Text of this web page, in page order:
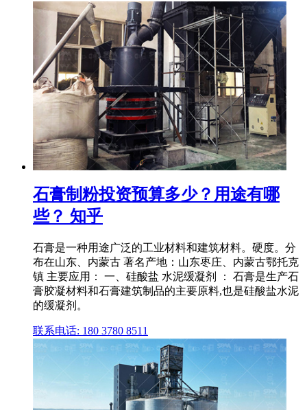
石膏制粉投资预算多少？用途有哪
些？ 知乎
石膏是一种用途广泛的工业材料和建筑材料。硬度。分
布在山东、内蒙古 著名产地：山东枣庄、内蒙古鄂托克
镇 主要应用： 一、硅酸盐 水泥缓凝剂 ： 石膏是生产石
膏胶凝材料和石膏建筑制品的主要原料,也是硅酸盐水泥
的缓凝剂。
联系电话: 180 3780 8511